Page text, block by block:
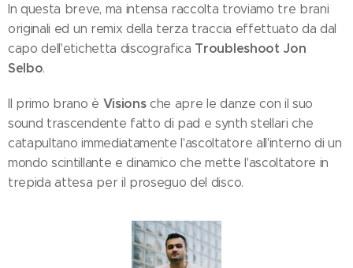
In questa breve, ma intensa raccolta troviamo tre brani
originali ed un remix della terza traccia effettuato da dal
capo dell'etichetta discografica Troubleshoot Jon
Selbo.
Il primo brano è Visionsche apre le danze con il suo
sound trascendente fatto di pad e synth stellari che
catapultano immediatamente l'ascoltatore all'interno di un
mondo scintillante e dinamico che mette l'ascoltatore in
trepida attesa per il proseguo del disco.